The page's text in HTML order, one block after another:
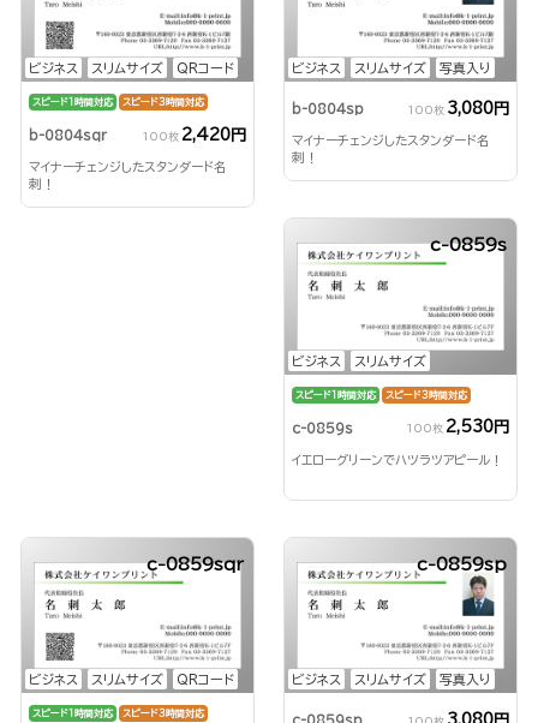
ビジネス スリムサイズ QRコード
スピード1時間対応 スピード3時間対応
b-0804sqr 100枚 2,420円
マイナーチェンジしたスタンダード名
刺！
ビジネス スリムサイズ 写真入り
b-0804sp 100枚 3,080円
マイナーチェンジしたスタンダード名
刺！
ビジネス スリムサイズ
c-0859s
スピード1時間対応 スピード3時間対応
c-0859s 100枚 2,530円
イエローグリーンでハツラツアピール！
ビジネス スリムサイズ QRコード
c-0859sqr
スピード1時間対応 スピード3時間対応
ビジネス スリムサイズ 写真入り
c-0859sp
c-0859sp 100枚 3,080円